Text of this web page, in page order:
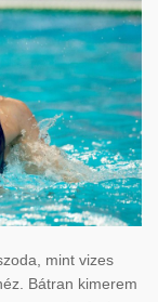
mint vizes
Bátran kimerem